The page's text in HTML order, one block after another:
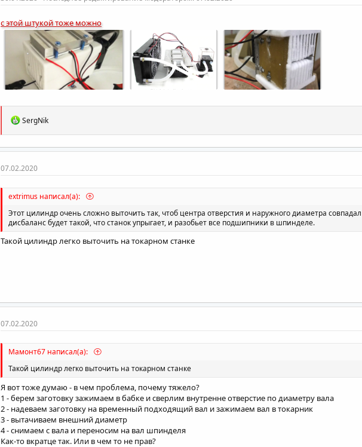
с этой штукой тоже можно
Р
а
к
и
SergNik
07.02.2020
extrimus написал(а):
Этот цилиндр очень сложно выточить так, чтоб центра отверстия и наружного диаметра
дисбаланс будет такой, что станок упрыгает, и разобьет все подшипники в шпинделе.
Такой цилиндр легко выточить на токарном станке
07.02.2020
Мамонт67 написал(а):
Такой цилиндр легко выточить на токарном станке
Я вот тоже думаю - в чем проблема, почему тяжело?
1 - берем заготовку зажимаем в бабке и сверлим внутренне отверстие по диаметру вала
2 - надеваем заготовку на временный подходящий вал и зажимаем вал в токарник
3 - вытачиваем внешний диаметр
4 - снимаем с вала и переносим на вал шпинделя
Как-то вкратце так. Или в чем то не прав?